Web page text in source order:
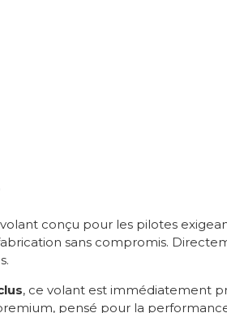
conçu pour les pilotes
sans compromis.
, ce volant est immédiatement
pensé pour la